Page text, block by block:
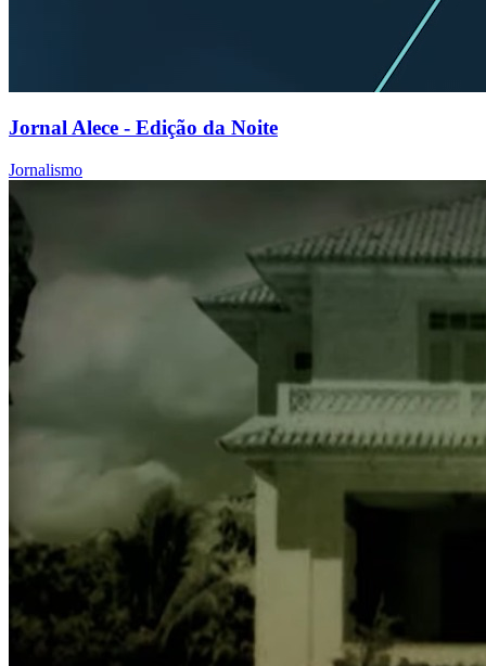
Jornal Alece - Edição da Noite
Jornalismo